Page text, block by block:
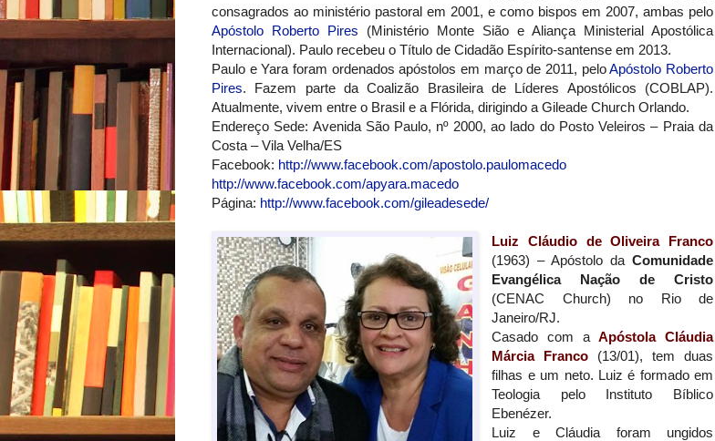
consagrados ao ministério pastoral em 2001, e como bispos em 2007, ambas pelo
Apóstolo Roberto Pires (Ministério Monte Sião e Aliança Ministerial Apostólica
Internacional). Paulo recebeu o Título de Cidadão Espírito-santense em 2013.
Paulo e Yara foram ordenados apóstolos em março de 2011, peloApóstolo Roberto
Pires. Fazem parte da Coalizão Brasileira de Líderes Apostólicos (COBLAP).
Atualmente, vivem entre o Brasil e a Flórida, dirigindo a Gileade Church Orlando.
Endereço Sede: Avenida São Paulo, nº 2000, ao lado do Posto Veleiros – Praia da
Costa – Vila Velha/ES
Facebook: http://www.facebook.com/apostolo.paulomacedo
http://www.facebook.com/apyara.macedo
Página: http://www.facebook.com/gileadesede/
Luiz Cláudio de Oliveira Franco
(1963) – Apóstolo da Comunidade
Evangélica Nação de Cristo
(CENAC Church) no Rio de
Janeiro/RJ.
Casado com aApóstola Cláudia
Márcia Franco (13/01), tem duas
filhas e um neto. Luiz é formado em
Teologia pelo Instituto Bíblico
Ebenézer.
Luiz e Cláudia foram ungidos